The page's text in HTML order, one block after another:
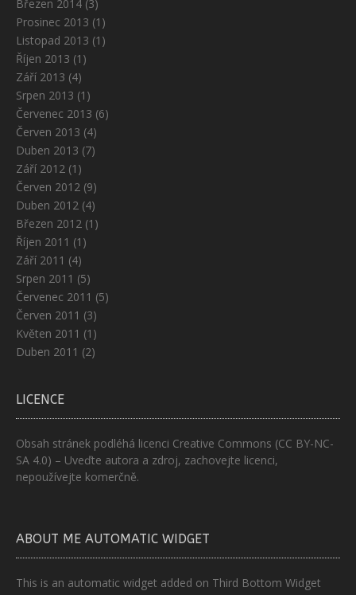
Březen 2014 (3)
Prosinec 2013 (1)
Listopad 2013 (1)
Říjen 2013 (1)
Září 2013 (4)
Srpen 2013 (1)
Červenec 2013 (6)
Červen 2013 (4)
Duben 2013 (7)
Září 2012 (1)
Červen 2012 (9)
Duben 2012 (4)
Březen 2012 (1)
Říjen 2011 (1)
Září 2011 (4)
Srpen 2011 (5)
Červenec 2011 (5)
Červen 2011 (3)
Květen 2011 (1)
Duben 2011 (2)
LICENCE
Obsah stránek podléhá licenci Creative Commons (CC BY-NC-
SA 4.0) – Uveďte autora a zdroj, zachovejte licenci,
nepoužívejte komerčně.
ABOUT ME AUTOMATIC WIDGET
This is an automatic widget added on Third Bottom Widget